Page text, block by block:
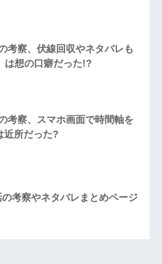
考察、伏線回収やネタバレも
は想の口癖だった!?
考察、スマホ画面で時間軸を
近所だった?
の考察やネタバレまとめページ